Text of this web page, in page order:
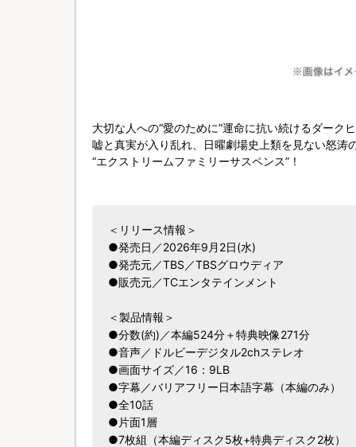
大切な人への“愛のために”運命に抗い続けるダーク
嘘と真実が入り乱れ、日曜劇場史上類を見ない怒涛
“エクストリームファミリーサスペンス”！
＜リリース情報＞
●発売日／2026年9月2日(水)
●発売元／TBS／TBSグロウディア
●販売元／TCエンタテインメント
＜製品情報＞
●分数(約)／本編524分＋特典映像271分
●音声／ドルビーデジタル2chステレオ
●画面サイズ／16：9LB
●字幕／バリアフリー日本語字幕（本編のみ）
●全10話
●片面1層
●7枚組（本編ディスク5枚+特典ディスク2枚）